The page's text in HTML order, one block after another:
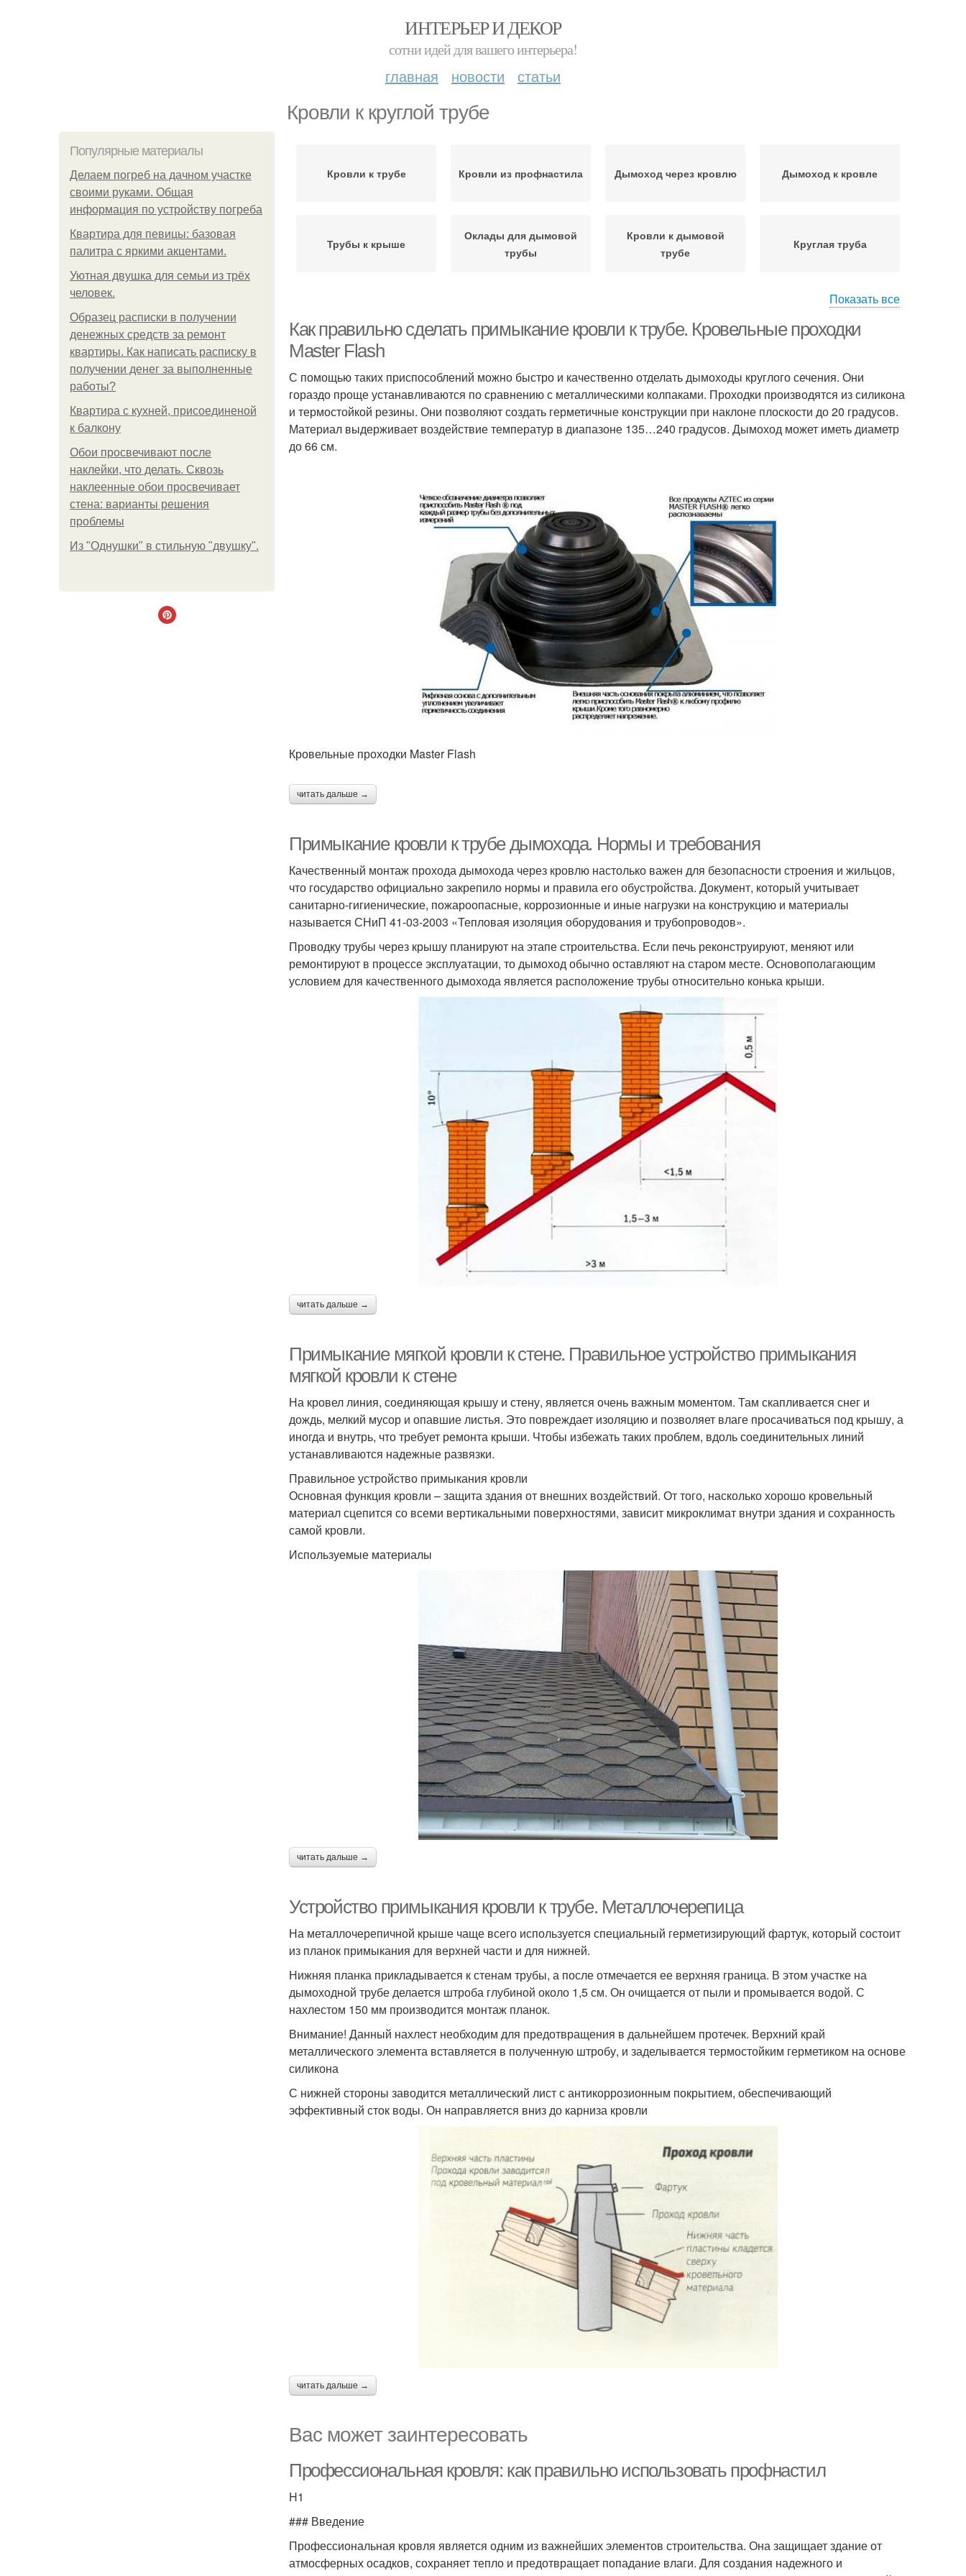
ИНТЕРЬЕР И ДЕКОР
сотни идей для вашего интерьера!
главная новости статьи
Кровли к круглой трубе
Популярные материалы
Делаем погреб на дачном участке
своими руками. Общая
информация по устройству погреба
Квартира для певицы: базовая
палитра с яркими акцентами.
Уютная двушка для семьи из трёх
человек.
Образец расписки в получении
денежных средств за ремонт
квартиры. Как написать расписку в
получении денег за выполненные
работы?
Квартира с кухней, присоединеной
к балкону
Обои просвечивают после
наклейки, что делать. Сквозь
наклеенные обои просвечивает
стена: варианты решения
проблемы
Из "Однушки" в стильную "двушку".
Кровли к трубе Кровли из профнастила Дымоход через кровлю Дымоход к кровле
Трубы к крыше
Оклады для дымовой
трубы
Кровли к дымовой
трубе
Круглая труба
трубе
Фартук на круглую
трубу
Кровли к стене
Примыкания для мягкой
кровли
Плоская кровля
Металлическая кровля
Разделка для круглых
Показать все
Как правильно сделать примыкание кровли к трубе. Кровельные проходки
Master Flash
С помощью таких приспособлений можно быстро и качественно отделать дымоходы круглого сечения. Они
гораздо проще устанавливаются по сравнению с металлическими колпаками. Проходки производятся из силикона
и термостойкой резины. Они позволяют создать герметичные конструкции при наклоне плоскости до 20 градусов.
Материал выдерживает воздействие температур в диапазоне 135…240 градусов. Дымоход может иметь диаметр
до 66 см.
Кровельные проходки Master Flash
читать дальше →
Примыкание кровли к трубе дымохода. Нормы и требования
Качественный монтаж прохода дымохода через кровлю настолько важен для безопасности строения и жильцов,
что государство официально закрепило нормы и правила его обустройства. Документ, который учитывает
санитарно-гигиенические, пожароопасные, коррозионные и иные нагрузки на конструкцию и материалы
называется СНиП 41-03-2003 «Тепловая изоляция оборудования и трубопроводов».
Проводку трубы через крышу планируют на этапе строительства. Если печь реконструируют, меняют или
ремонтируют в процессе эксплуатации, то дымоход обычно оставляют на старом месте. Основополагающим
условием для качественного дымохода является расположение трубы относительно конька крыши.
читать дальше →
Примыкание мягкой кровли к стене. Правильное устройство примыкания
мягкой кровли к стене
На кровел линия, соединяющая крышу и стену, является очень важным моментом. Там скапливается снег и
дождь, мелкий мусор и опавшие листья. Это повреждает изоляцию и позволяет влаге просачиваться под крышу, а
иногда и внутрь, что требует ремонта крыши. Чтобы избежать таких проблем, вдоль соединительных линий
устанавливаются надежные развязки.
Правильное устройство примыкания кровли
Основная функция кровли – защита здания от внешних воздействий. От того, насколько хорошо кровельный
материал сцепится со всеми вертикальными поверхностями, зависит микроклимат внутри здания и сохранность
самой кровли.
Используемые материалы
читать дальше →
Устройство примыкания кровли к трубе. Металлочерепица
На металлочерепичной крыше чаще всего используется специальный герметизирующий фартук, который состоит
из планок примыкания для верхней части и для нижней.
Нижняя планка прикладывается к стенам трубы, а после отмечается ее верхняя граница. В этом участке на
дымоходной трубе делается штроба глубиной около 1,5 см. Он очищается от пыли и промывается водой. С
нахлестом 150 мм производится монтаж планок.
Внимание! Данный нахлест необходим для предотвращения в дальнейшем протечек. Верхний край
металлического элемента вставляется в полученную штробу, и заделывается термостойким герметиком на основе
силикона
С нижней стороны заводится металлический лист с антикоррозионным покрытием, обеспечивающий
эффективный сток воды. Он направляется вниз до карниза кровли
читать дальше →
Вас может заинтересовать
Профессиональная кровля: как правильно использовать профнастил
H1
### Введение
Профессиональная кровля является одним из важнейших элементов строительства. Она защищает здание от
атмосферных осадков, сохраняет тепло и предотвращает попадание влаги. Для создания надежного и